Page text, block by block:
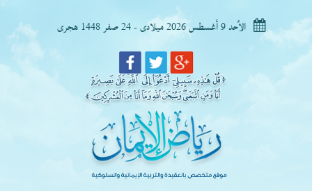
الأحد 9 أغسطس 2026 ميلادى - 24 صفر 1448 هجرى